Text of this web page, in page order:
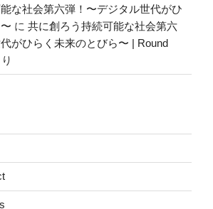
な社会第六弾！〜デジタル世代がひ
に 共に創ろう持続可能な社会第六
がひらく未来のとびら〜 | Round